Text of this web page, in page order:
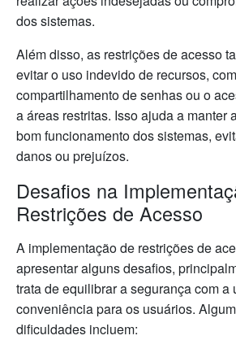
dos sistemas.
Além disso, as restrições de acesso
evitar o uso indevido de recursos,
compartilhamento de senhas ou o
a áreas restritas. Isso ajuda a manter
bom funcionamento dos sistemas,
danos ou prejuízos.
Desafios na
Restrições de Acesso
A implementação de restrições de
apresentar alguns desafios,
trata de equilibrar a segurança com a
conveniência para os usuários.
dificuldades incluem: